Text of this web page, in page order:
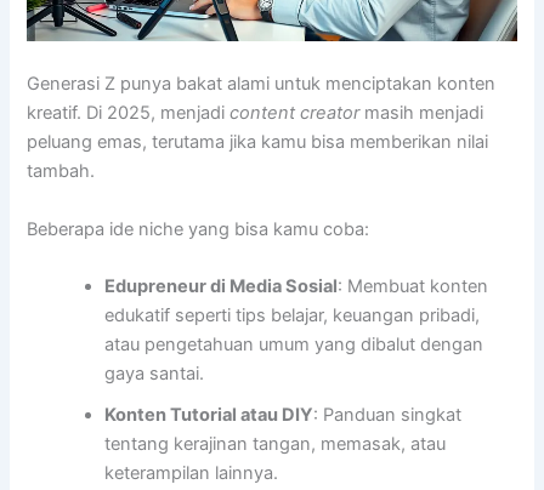
Generasi Z punya bakat alami untuk menciptakan konten
kreatif. Di 2025, menjadicontent creatormasih menjadi
peluang emas, terutama jika kamu bisa memberikan nilai
tambah.
Beberapa ide niche yang bisa kamu coba:
Edupreneur di Media Sosial: Membuat konten
edukatif seperti tips belajar, keuangan pribadi,
atau pengetahuan umum yang dibalut dengan
gaya santai.
Konten Tutorial atau DIY: Panduan singkat
tentang kerajinan tangan, memasak, atau
keterampilan lainnya.